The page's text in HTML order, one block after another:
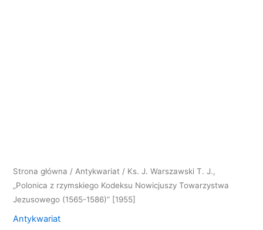
Strona główna / Antykwariat / Ks. J. Warszawski T. J.,
„Polonica z rzymskiego Kodeksu Nowicjuszy Towarzystwa
Jezusowego (1565-1586)” [1955]
Antykwariat